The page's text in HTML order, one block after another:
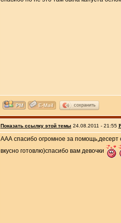
сохранить
Показать ссылку этой темы 24.08.2011 - 21:55
ААА спасибо огромное за помощь,десерт
вкусно готовлю)спасибо вам девочки